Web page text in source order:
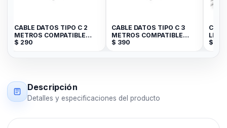
CABLE DATOS TIPO C 2
METROS COMPATIBLE
BLANCO JK
$ 290
CABLE DATOS TIPO C 3
METROS COMPATIBLE
BLANCO JK
$ 390 $
Descripción
Detalles y especificaciones del producto